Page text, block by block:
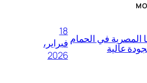
المصرية في الحمام
18
فبراير،
2026